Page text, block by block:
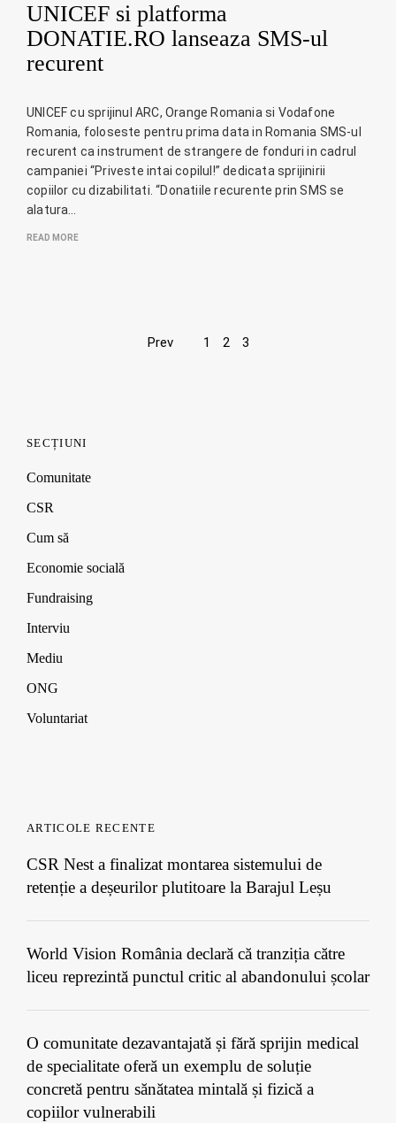
UNICEF si platforma
DONATIE.RO lanseaza SMS-ul
recurent
UNICEF cu sprijinul ARC, Orange Romania si Vodafone
Romania, foloseste pentru prima data in Romania SMS-ul
recurent ca instrument de strangere de fonduri in cadrul
campaniei “Priveste intai copilul!” dedicata sprijinirii
copiilor cu dizabilitati. “Donatiile recurente prin SMS se
alatura…
READ MORE
Prev 1 2 3
SECȚIUNI
Comunitate
CSR
Cum să
Economie socială
Fundraising
Interviu
Mediu
ONG
Voluntariat
ARTICOLE RECENTE
CSR Nest a finalizat montarea sistemului de
retenție a deșeurilor plutitoare la Barajul Leșu
World Vision România declară că tranziția către
liceu reprezintă punctul critic al abandonului școlar
O comunitate dezavantajată și fără sprijin medical
de specialitate oferă un exemplu de soluție
concretă pentru sănătatea mintală și fizică a
copiilor vulnerabili